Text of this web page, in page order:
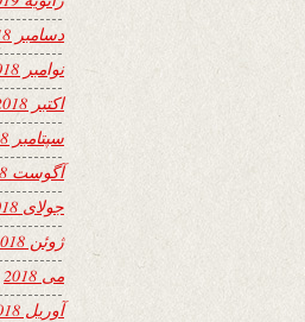
دسامبر 2018
نوامبر 2018
اکتبر 2018
سپتامبر 2018
آگوست 2018
جولای 2018
ژوئن 2018
می 2018
آوریل 2018